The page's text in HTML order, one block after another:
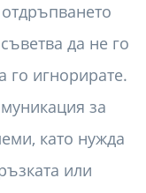
да не го
го игнорирате.
за
като нужда
или